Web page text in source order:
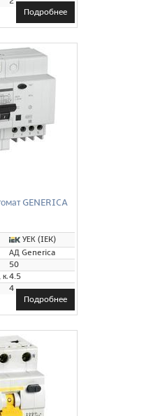
Подробнее
GENERICA
УЕК (IEK)
АД Generica
50
кА:4.5
4
Подробнее